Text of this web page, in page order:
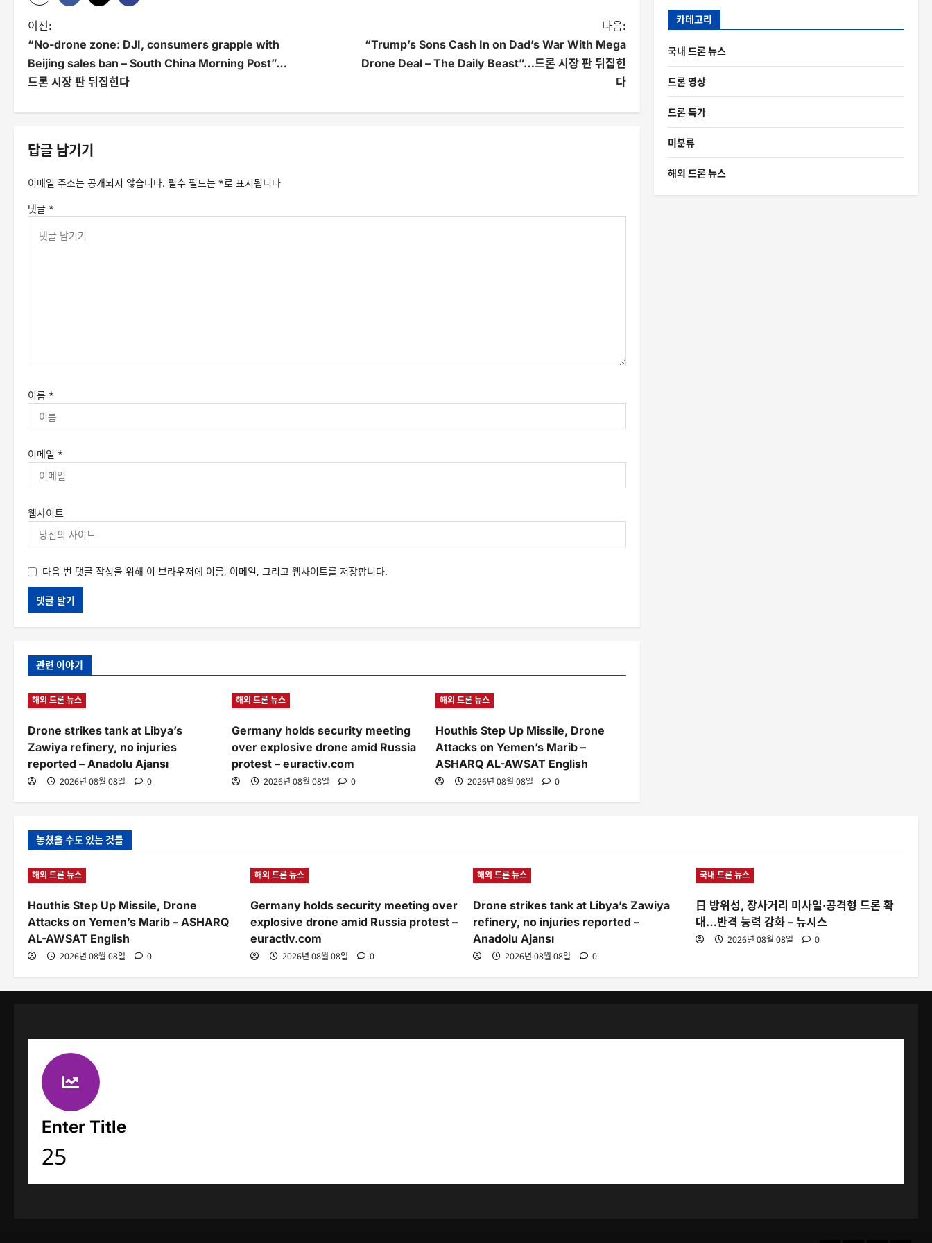
글
탐
색
이전:
“No-drone zone: DJI, consumers grapple with
Beijing sales ban – South China Morning Post”…
드론 시장 판 뒤집힌다
다음:
“Trump’s Sons Cash In on Dad’s War With Mega
Drone Deal – The Daily Beast”…드론 시장 판 뒤집힌
다
답글 남기기
이메일 주소는 공개되지 않습니다. 필수 필드는 *로 표시됩니다
댓글 *
이름 *
이메일 *
웹사이트
다음 번 댓글 작성을 위해 이 브라우저에 이름, 이메일, 그리고 웹사이트를 저장합니다.
관련 이야기
해외 드론 뉴스
Drone strikes tank at Libya’s
Zawiya refinery, no injuries
reported – Anadolu Ajansı
2026년 08월 08일 0
해외 드론 뉴스
Germany holds security meeting
over explosive drone amid Russia
protest – euractiv.com
2026년 08월 08일 0
해외 드론 뉴스
Houthis Step Up Missile, Drone
Attacks on Yemen’s Marib –
ASHARQ AL-AWSAT English
2026년 08월 08일 0
카테고리
국내 드론 뉴스
드론 영상
드론 특가
미분류
해외 드론 뉴스
놓쳤을 수도 있는 것들
해외 드론 뉴스
Houthis Step Up Missile, Drone
Attacks on Yemen’s Marib – ASHARQ
AL-AWSAT English
2026년 08월 08일 0
해외 드론 뉴스
Germany holds security meeting over
explosive drone amid Russia protest –
euractiv.com
2026년 08월 08일 0
해외 드론 뉴스
Drone strikes tank at Libya’s Zawiya
refinery, no injuries reported –
Anadolu Ajansı
2026년 08월 08일 0
국내 드론 뉴스
日 방위성, 장사거리 미사일·공격형 드론 확
대…반격 능력 강화 – 뉴시스
2026년 08월 08일 0
Enter Title
25